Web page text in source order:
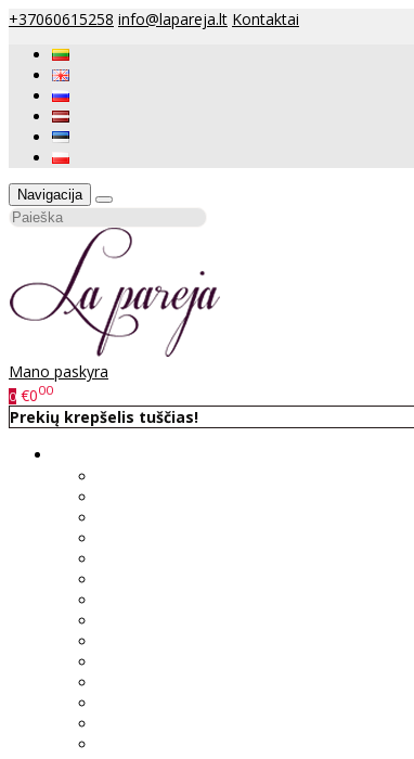
+37060615258 info@lapareja.lt Kontaktai
Navigacija
Mano paskyra
0 €000
Prekių krepšelis tuščias!